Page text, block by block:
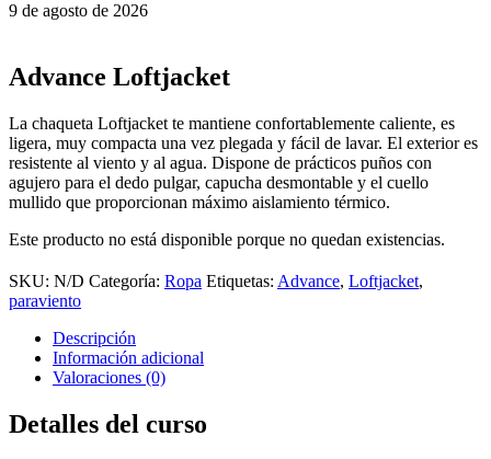
9 de agosto de 2026
Advance Loftjacket
La chaqueta Loftjacket te mantiene confortablemente caliente, es
ligera, muy compacta una vez plegada y fácil de lavar. El exterior es
resistente al viento y al agua. Dispone de prácticos puños con
agujero para el dedo pulgar, capucha desmontable y el cuello
mullido que proporcionan máximo aislamiento térmico.
Este producto no está disponible porque no quedan existencias.
SKU: N/D Categoría: Ropa Etiquetas: Advance, Loftjacket,
paraviento
Descripción
Información adicional
Valoraciones (0)
Detalles del curso